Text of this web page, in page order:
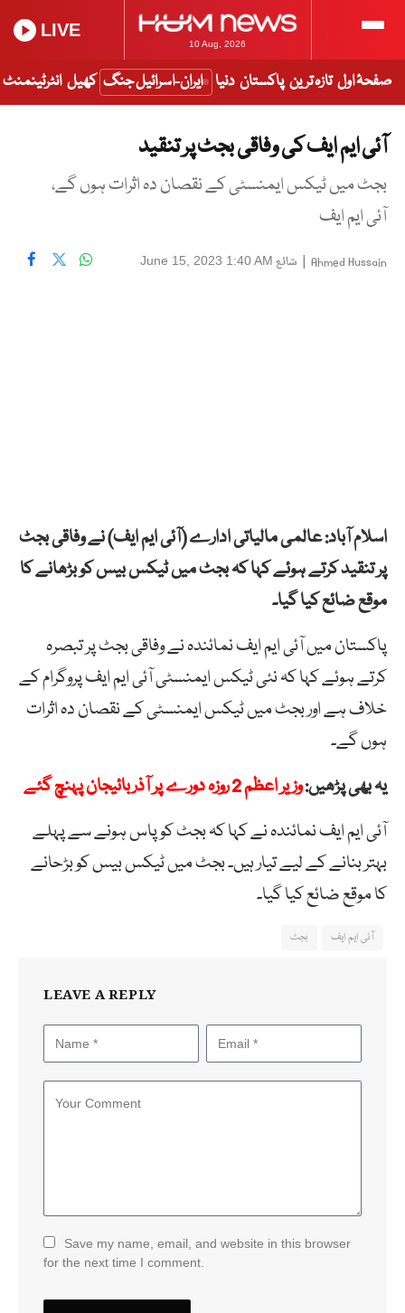
10 Aug, 2026
LIVE
صفحۂ اول تازہ ترین پاکستان دنیا ایران-اسرائیل جنگ کھیل انٹرٹینمنٹ
آئی ایم ایف کی وفاقی بجٹ پر تنقید
بجٹ میں ٹیکس ایمنسٹی کے نقصان دہ اثرات ہوں گے،
آئی ایم ایف
Ahmed Hussain
| شائع June 15, 2023 1:40 AM
اسلام آباد: عالمی مالیاتی ادارے (آئی ایم ایف) نے وفاقی بجٹ
پر تنقید کرتے ہوئے کہا کہ بجٹ میں ٹیکس بیس کو بڑھانے کا
موقع ضائع کیا گیا۔
پاکستان میں آئی ایم ایف نمائندہ نے وفاقی بجٹ پر تبصرہ
کرتے ہوئے کہا کہ نئی ٹیکس ایمنسٹی آئی ایم ایف پروگرام کے
خلاف ہے اور بجٹ میں ٹیکس ایمنسٹی کے نقصان دہ اثرات
ہوں گے۔
یہ بھی پڑھیں:وزیر اعظم 2 روزہ دورے پر آذربائیجان پہنچ گئے
آئی ایم ایف نمائندہ نے کہا کہ بجٹ کو پاس ہونے سے پہلے
بہتر بنانے کے لیے تیار ہیں۔ بجٹ میں ٹیکس بیس کو بڑحانے
کا موقع ضائع کیا گیا۔
آئی ایم ایف بجٹ
LEAVE A REPLY
Save my name, email, and website in this browser
for the next time I comment.